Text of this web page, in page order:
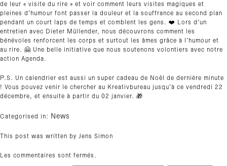
de leur « visite du rire » et voir comment leurs visites magiques et
pleines d’humour font passer la douleur et la souffrance au second plan
pendant un court laps de temps et comblent les gens. ❤️ Lors d’un
entretien avec Dieter Müllender, nous découvrons comment les
bénévoles renforcent les corps et surtout les âmes grâce à l’humour et
au rire. 🤗 Une belle initiative que nous soutenons volontiers avec notre
action Agenda.
P.S. Un calendrier est aussi un super cadeau de Noël de dernière minute
! Vous pouvez venir le chercher au Kreativbureau jusqu’à ce vendredi 22
décembre, et ensuite à partir du 02 janvier. 🎁
Categorised in: News
This post was written by Jens Simon
Les commentaires sont fermés.